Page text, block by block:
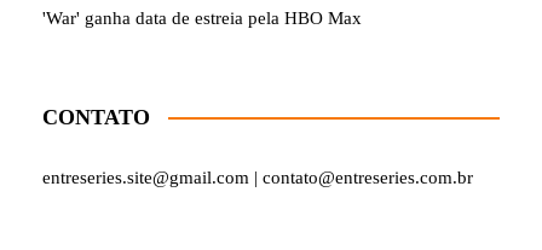
'War' ganha data de estreia pela HBO Max
CONTATO
entreseries.site@gmail.com | contato@entreseries.com.br